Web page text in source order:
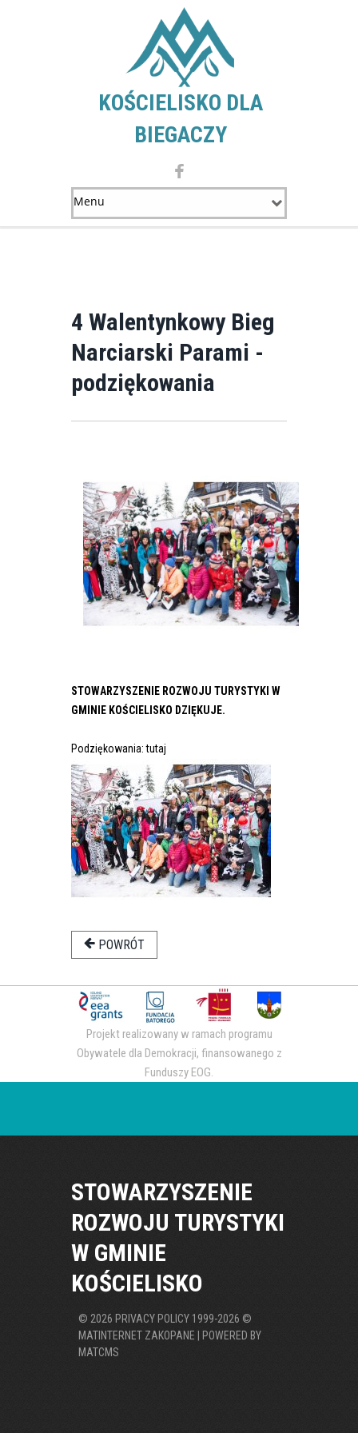
KOŚCIELISKO DLA
BIEGACZY
4 Walentynkowy Bieg
Narciarski Parami -
podziękowania
STOWARZYSZENIE ROZWOJU TURYSTYKI W
GMINIE KOŚCIELISKO DZIĘKUJE.
Podziękowania:tutaj
POWRÓT
Projekt realizowany w ramach programu
Obywatele dla Demokracji, finansowanego z
Funduszy EOG.
STOWARZYSZENIE
ROZWOJU TURYSTYKI
W GMINIE
KOŚCIELISKO
© 2026 PRIVACY POLICY 1999-2026 ©
MATINTERNET ZAKOPANE | POWERED BY
MATCMS